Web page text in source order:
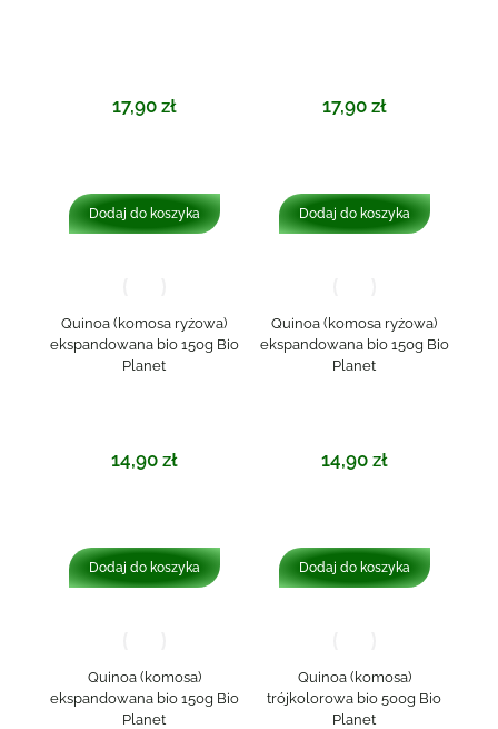
17,90 zł
Dodaj do koszyka
17,90 zł
Dodaj do koszyka
Quinoa (komosa ryżowa)
ekspandowana bio 150g Bio
Planet
14,90 zł
Dodaj do koszyka
Quinoa (komosa ryżowa)
ekspandowana bio 150g Bio
Planet
14,90 zł
Dodaj do koszyka
Quinoa (komosa)
ekspandowana bio 150g Bio
Planet
Quinoa (komosa)
trójkolorowa bio 500g Bio
Planet